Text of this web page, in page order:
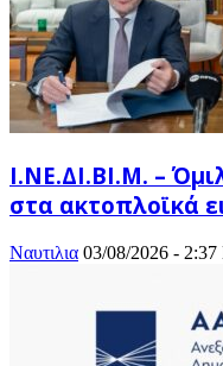
Ι.ΝΕ.ΔΙ.ΒΙ.Μ. –
στα ακτοπλοϊκά
Ναυτιλια 03/08/2026 -